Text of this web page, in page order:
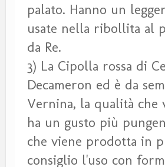
palato. Hanno un
usate nella ribollita al
da Re.
3) La Cipolla rossa di
Decameron ed è da
Vernina, la qualità che
ha un gusto più
che viene prodotta in
consiglio l'uso con